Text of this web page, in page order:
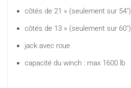
côtés de 21 » (seulement sur 54″)
côtés de 13 » (seulement sur 60″)
jack avec roue
capacité du winch : max 1600 lb